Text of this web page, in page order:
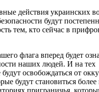
действия украинских
будут
тем, кто сейчас в
флага вперед будет
наших людей. И на тех
освобождаться от
будут становиться
приграничья,